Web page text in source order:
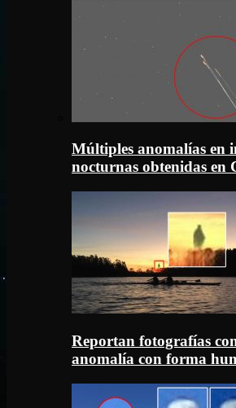
Múltiples anomalías en
nocturnas obtenidas en
Reportan fotografías
anomalía con forma